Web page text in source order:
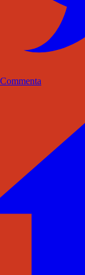
Commenta